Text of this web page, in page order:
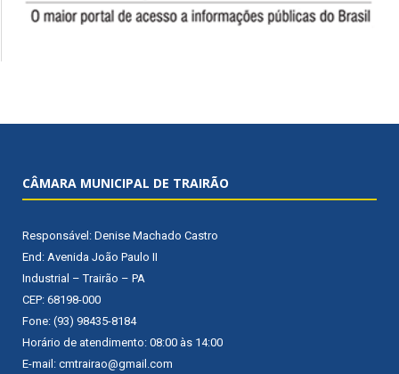
CÂMARA MUNICIPAL DE TRAIRÃO
Responsável: Denise Machado Castro
End: Avenida João Paulo II
Industrial – Trairão – PA
CEP: 68198-000
Fone: (93) 98435-8184
Horário de atendimento: 08:00 às 14:00
E-mail: cmtrairao@gmail.com